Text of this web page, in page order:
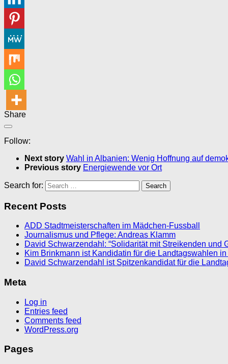
Share
Follow:
Next story Wahl in Albanien: Wenig Hoffnung auf
Previous story Energiewende vor Ort
Search for:
Recent Posts
ADD Stadtmeisterschaften im Mädchen-Fussball
Journalismus und Pflege: Andreas Klamm
David Schwarzendahl: “Solidarität mit Streikenden und
Kim Brinkmann ist Kandidatin für die Landtagswahlen
David Schwarzendahl ist Spitzenkandidat für die
Meta
Log in
Entries feed
Comments feed
WordPress.org
Pages